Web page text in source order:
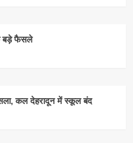
बड़े फैसले
कल देहरादून में स्कूल बंद